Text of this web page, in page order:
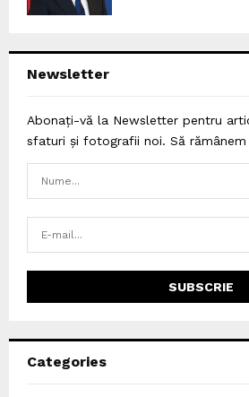
Newsletter
Abonați-vă la Newsletter pentru
sfaturi și fotografii noi. Să
Categories